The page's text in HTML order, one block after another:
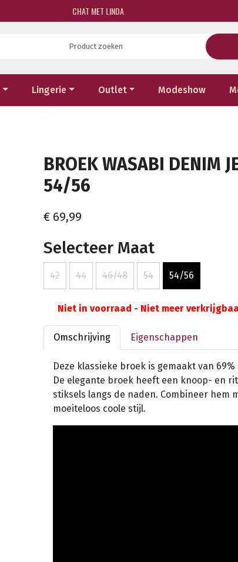
CHAT MET LINDA
Lingerie Outlet Modeshow
BROEK WASABI DENIM
54/56
€ 69,99
Selecteer Maat
42 44 46/48 54 54/56
Niet in voorraad - Niet meer
Omschrijving Eigenschappen
Deze klassieke broek is gemaakt van
De elegante broek heeft een knoop- en
stiksels langs de naden. Combineer hem
moeiteloos coole stijl.